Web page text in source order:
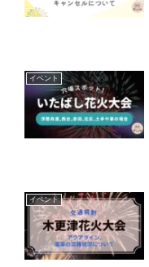
イベント
イベント